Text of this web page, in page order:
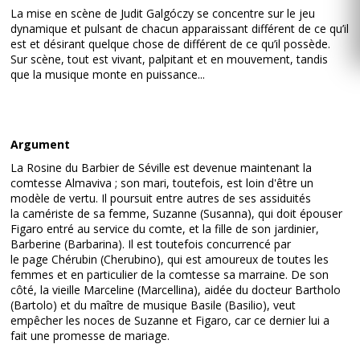
La mise en scène de Judit Galgóczy se concentre sur le jeu
dynamique et pulsant de chacun apparaissant différent de ce qu’il
est et désirant quelque chose de différent de ce qu’il possède.
Sur scène, tout est vivant, palpitant et en mouvement, tandis
que la musique monte en puissance...
Argument
La Rosine du Barbier de Séville est devenue maintenant la
comtesse Almaviva ; son mari, toutefois, est loin d'être un
modèle de vertu. Il poursuit entre autres de ses assiduités
la camériste de sa femme, Suzanne (Susanna), qui doit épouser
Figaro entré au service du comte, et la fille de son jardinier,
Barberine (Barbarina). Il est toutefois concurrencé par
le page Chérubin (Cherubino), qui est amoureux de toutes les
femmes et en particulier de la comtesse sa marraine. De son
côté, la vieille Marceline (Marcellina), aidée du docteur Bartholo
(Bartolo) et du maître de musique Basile (Basilio), veut
empêcher les noces de Suzanne et Figaro, car ce dernier lui a
fait une promesse de mariage.